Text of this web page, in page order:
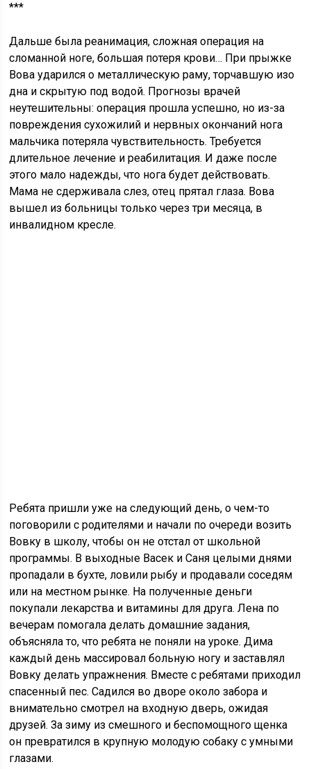
***
Дальше была реанимация, сложная операция на
сломанной ноге, большая потеря крови… При прыжке
Вова ударился о металлическую раму, торчавшую изо
дна и скрытую под водой. Прогнозы врачей
неутешительны: операция прошла успешно, но из-за
повреждения сухожилий и нервных окончаний нога
мальчика потеряла чувствительность. Требуется
длительное лечение и реабилитация. И даже после
этого мало надежды, что нога будет действовать.
Мама не сдерживала слез, отец прятал глаза. Вова
вышел из больницы только через три месяца, в
инвалидном кресле.
Ребята пришли уже на следующий день, о чем-то
поговорили с родителями и начали по очереди возить
Вовку в школу, чтобы он не отстал от школьной
программы. В выходные Васек и Саня целыми днями
пропадали в бухте, ловили рыбу и продавали соседям
или на местном рынке. На полученные деньги
покупали лекарства и витамины для друга. Лена по
вечерам помогала делать домашние задания,
объясняла то, что ребята не поняли на уроке. Дима
каждый день массировал больную ногу и заставлял
Вовку делать упражнения. Вместе с ребятами приходил
спасенный пес. Садился во дворе около забора и
внимательно смотрел на входную дверь, ожидая
друзей. За зиму из смешного и беспомощного щенка
он превратился в крупную молодую собаку с умными
глазами.